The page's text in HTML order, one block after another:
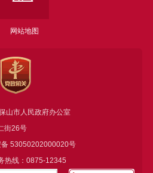
网站地图
山市人民政府办公室
街26号
53050202000020号
热线：0875-12345